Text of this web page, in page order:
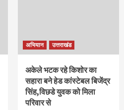
अभियान उत्तराखंड
अकेले भटक रहे किशोर का
सहारा बने हेड कांस्टेबल बिजेंद्र
सिंह,विछडे युवक को मिला
परिवार से